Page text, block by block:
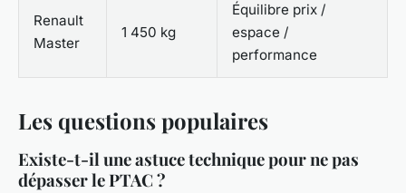
Renault
Master
1 450 kg
Équilibre prix /
espace /
performance
Les questions populaires
Existe-t-il une astuce technique pour ne pas
dépasser le PTAC ?